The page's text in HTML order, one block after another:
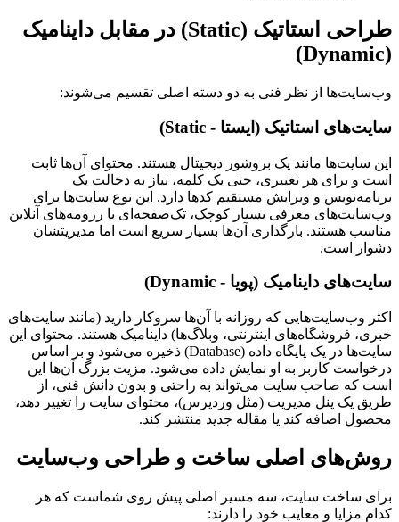
طراحی استاتیک (Static) در مقابل داینامیک
(Dynamic)
وب‌سایت‌ها از نظر فنی به دو دسته اصلی تقسیم می‌شوند:
سایت‌های استاتیک (ایستا - Static)
این سایت‌ها مانند یک بروشور دیجیتال هستند. محتوای آن‌ها ثابت
است و برای هر تغییری، حتی یک کلمه، نیاز به دخالت یک
برنامه‌نویس و ویرایش مستقیم کدها دارد. این نوع سایت‌ها برای
وب‌سایت‌های معرفی بسیار کوچک، تک‌صفحه‌ای یا رزومه‌های آنلاین
مناسب هستند. بارگذاری آن‌ها بسیار سریع است اما مدیریتشان
دشوار است.
سایت‌های داینامیک (پویا - Dynamic)
اکثر وب‌سایت‌هایی که روزانه با آن‌ها سروکار دارید (مانند سایت‌های
خبری، فروشگاه‌های اینترنتی، وبلاگ‌ها) داینامیک هستند. محتوای این
سایت‌ها در یک پایگاه داده (Database) ذخیره می‌شود و بر اساس
درخواست کاربر به او نمایش داده می‌شود. مزیت بزرگ آن‌ها این
است که صاحب سایت می‌تواند به راحتی و بدون دانش فنی، از
طریق یک پنل مدیریت (مثل وردپرس)، محتوای سایت را تغییر دهد،
محصول اضافه کند یا مقاله جدید منتشر کند.
روش‌های اصلی ساخت و طراحی وب‌سایت
برای ساخت سایت، سه مسیر اصلی پیش روی شماست که هر
کدام مزایا و معایب خود را دارند: